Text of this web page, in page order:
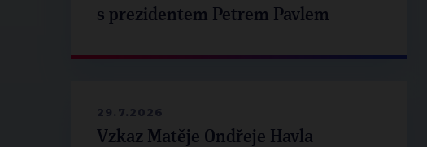
s prezidentem Petrem Pavlem
29.7.2026
Vzkaz Matěje Ondřeje Havla